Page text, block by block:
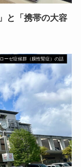
と「携帯の大容
ーゼ症候群（膜性腎症）の話